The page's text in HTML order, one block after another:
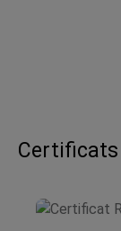
Certificats